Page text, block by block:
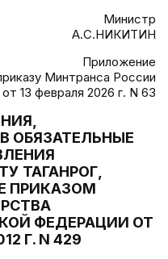
Министр
А.С.НИКИТИН
Приложение
Минтранса России
от 13 февраля 2026 г. N 63
ОБЯЗАТЕЛЬНЫЕ
ТАГАНРОГ,
ПРИКАЗОМ
ФЕДЕРАЦИИ ОТ
Г. N 429